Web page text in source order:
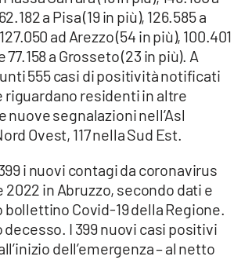
a Pisa (19 in più), 126.585 a
ad Arezzo (54 in più), 100.401
77.158 a Grosseto (23 in più). A
555 casi di positività notificati
riguardano residenti in altre
nuove segnalazioni nell’Asl
Ovest, 117 nella Sud Est.
i nuovi contagi da coronavirus
in Abruzzo, secondo dati e
Covid-19 della Regione.
I 399 nuovi casi positivi
dell’emergenza – al netto